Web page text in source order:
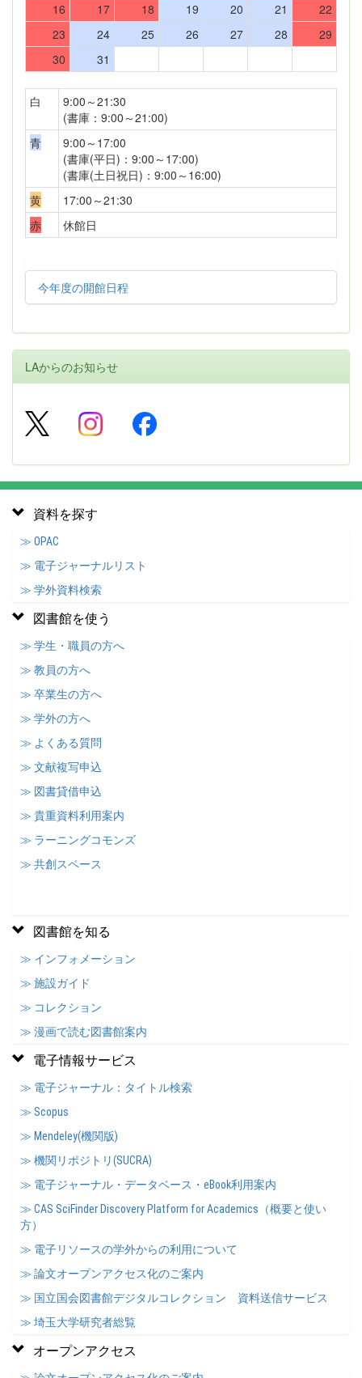
16
17 18 19 20 21
22
23
24 25 26 27 28
29
30
31
白
9:00～21:30
(書庫：9:00～21:00)
青
9:00～17:00
(書庫(平日)：9:00～17:00)
(書庫(土日祝日)：9:00～16:00)
黄
17:00～21:30
赤
休館日
今年度の開館日程
LAからのお知らせ
資料を探す
≫ OPAC
≫ 電子ジャーナルリスト
≫ 学外資料検索
図書館を使う
≫ 学生・職員の方へ
≫ 教員の方へ
≫ 卒業生の方へ
≫ 学外の方へ
≫ よくある質問
≫ 文献複写申込
≫ 図書貸借申込
≫ 貴重資料利用案内
≫ ラーニングコモンズ
≫ 共創スペース
図書館を知る
≫ インフォメーション
≫ 施設ガイド
≫ コレクション
≫ 漫画で読む図書館案内
電子情報サービス
≫ 電子ジャーナル：タイトル検索
≫ Scopus
≫ Mendeley(機関版)
≫ 機関リポジトリ(SUCRA)
≫ 電子ジャーナル・データベース・eBook利用案内
≫ CAS SciFinder Discovery Platform for Academics（概要と使い
方）
≫ 電子リソースの学外からの利用について
≫ 論文オープンアクセス化のご案内
≫ 国立国会図書館デジタルコレクション 資料送信サービス
≫ 埼玉大学研究者総覧
オープンアクセス